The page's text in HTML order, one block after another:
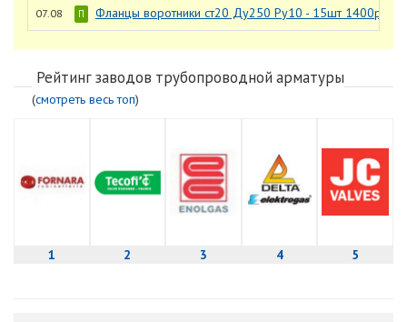
07.08 П Фланцы воротники ст20 Ду250 Ру10 - 15шт 1400р/шт.
Рейтинг заводов трубопроводной арматуры
(смотреть весь топ)
1 2 3 4 5